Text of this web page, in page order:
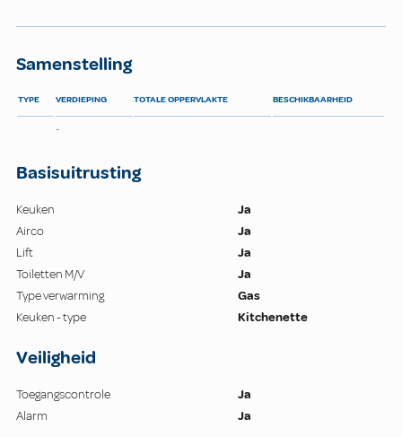
Samenstelling
TYPE VERDIEPING TOTALE OPPERVLAKTE BESCHIKBAARHEID
-
Basisuitrusting
Keuken
Ja
Airco
Ja
Lift
Ja
Toiletten M/V
Ja
Type verwarming
Gas
Keuken - type
Kitchenette
Veiligheid
Toegangscontrole
Ja
Alarm
Ja